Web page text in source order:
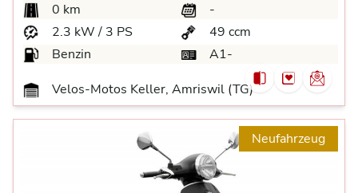
0 km
-
2.3 kW / 3 PS
49 ccm
Benzin
A1-
Velos-Motos Keller, Amriswil (TG)
Neufahrzeug